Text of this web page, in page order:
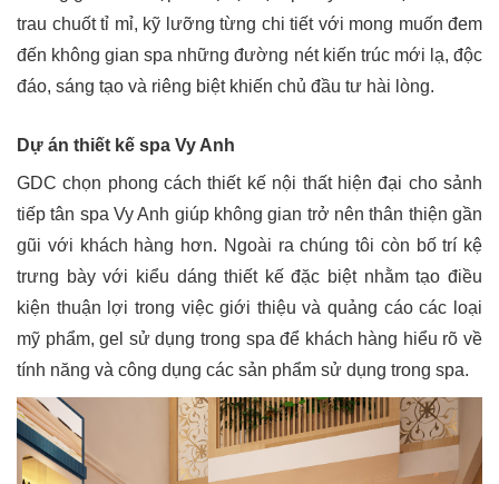
trau chuốt tỉ mỉ, kỹ lưỡng từng chi tiết với mong muốn đem
đến không gian spa những đường nét kiến trúc mới lạ, độc
đáo, sáng tạo và riêng biệt khiến chủ đầu tư hài lòng.
Dự án thiết kế spa Vy Anh
GDC chọn phong cách thiết kế nội thất hiện đại cho sảnh
tiếp tân spa Vy Anh giúp không gian trở nên thân thiện gần
gũi với khách hàng hơn. Ngoài ra chúng tôi còn bố trí kệ
trưng bày với kiểu dáng thiết kế đặc biệt nhằm tạo điều
kiện thuận lợi trong việc giới thiệu và quảng cáo các loại
mỹ phẩm, gel sử dụng trong spa để khách hàng hiểu rõ về
tính năng và công dụng các sản phẩm sử dụng trong spa.